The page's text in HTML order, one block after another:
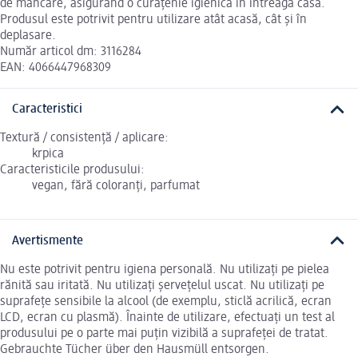
de mâncare, asigurând o curățenie igienică în întreaga casă.
Produsul este potrivit pentru utilizare atât acasă, cât și în
deplasare.
Număr articol dm: 3116284
EAN: 4066447968309
Caracteristici
Textură / consistență / aplicare:
krpica
Caracteristicile produsului:
vegan, fără coloranți, parfumat
Avertismente
Nu este potrivit pentru igiena personală. Nu utilizați pe pielea
rănită sau iritată. Nu utilizați șervețelul uscat. Nu utilizați pe
suprafețe sensibile la alcool (de exemplu, sticlă acrilică, ecran
LCD, ecran cu plasmă). Înainte de utilizare, efectuați un test al
produsului pe o parte mai puțin vizibilă a suprafeței de tratat.
Gebrauchte Tücher über den Hausmüll entsorgen.